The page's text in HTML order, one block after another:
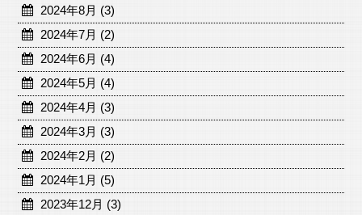
2024年8月 (3)
2024年7月 (2)
2024年6月 (4)
2024年5月 (4)
2024年4月 (3)
2024年3月 (3)
2024年2月 (2)
2024年1月 (5)
2023年12月 (3)